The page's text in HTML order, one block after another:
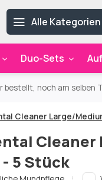
Alle Kategorien
Duo-Sets
bestellt, noch am selben
Cleaner Large/
Cleaner
5 Stück